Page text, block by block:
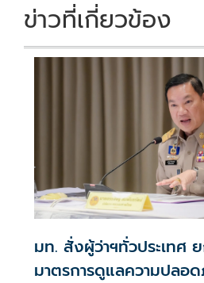
ข่าวที่เกี่ยวข้อง
มท. สั่งผู้ว่าฯทั่วประเทศ
มาตรการดูแลความปลอ